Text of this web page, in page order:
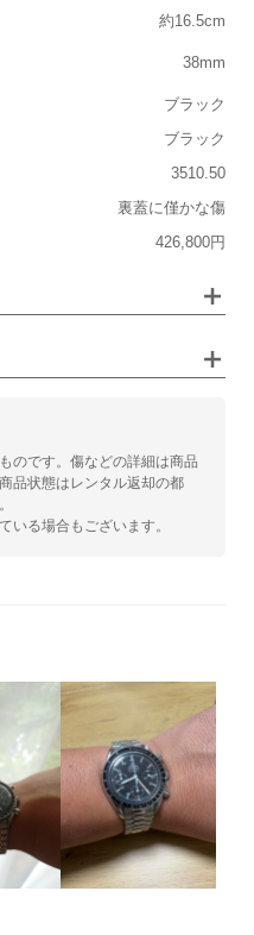
約16.5cm
38mm
ブラック
ブラック
3510.50
裏蓋に僅かな傷
426,800円
大きい
ビジネス
のです。傷などの詳細は商品
品状態はレンタル返却の都
いる場合もございます。